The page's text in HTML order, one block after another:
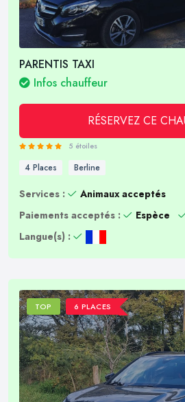
PARENTIS TAXI
Infos chauffeur
RÉSERVEZ CE
5 étoiles
4 Places Berline
Services :
Animaux acceptés
Paiements acceptés :
Espèce
Langue(s) :
TOP 6 PLACES